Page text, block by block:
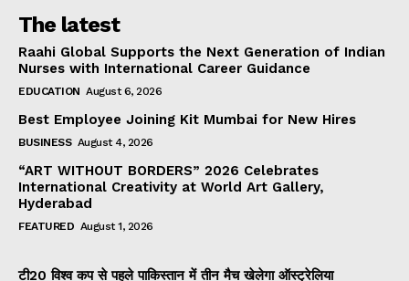
The latest
Raahi Global Supports the Next Generation of Indian
Nurses with International Career Guidance
EDUCATION August 6, 2026
Best Employee Joining Kit Mumbai for New Hires
BUSINESS August 4, 2026
“ART WITHOUT BORDERS” 2026 Celebrates
International Creativity at World Art Gallery,
Hyderabad
FEATURED August 1, 2026
टी20 विश्व कप से पहले पाकिस्तान में तीन मैच खेलेगा ऑस्ट्रेलिया